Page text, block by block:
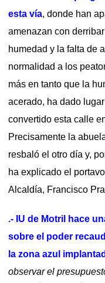
esta vía, donde han
amenazan con
humedad y la falta de
normalidad a los
más en tanto que la
acerado, ha dado
convertido esta calle
Precisamente la
resbaló el otro día y,
ha explicado el
Alcaldía, Francisco
.- IU de Motril hace
sobre el poder
la zona azul
observar el